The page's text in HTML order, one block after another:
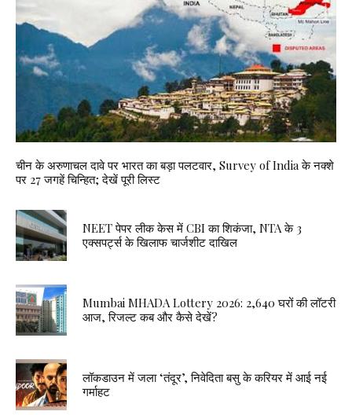
चीन के अरुणाचल दावे पर भारत का बड़ा पलटवार, Survey of India के नक्शे
पर 27 जगहें चिन्हित; देखें पूरी लिस्ट
NEET पेपर लीक केस में CBI का शिकंजा, NTA के 3
एक्सपर्ट्स के खिलाफ चार्जशीट दाखिल
Mumbai MHADA Lottery 2026: 2,640 घरों की लॉटरी
आज, रिजल्ट कब और कैसे देखें?
लॉकडाउन में जला ‘तंदूर’, निवेदिता बसु के करियर में आई नई
गर्माहट